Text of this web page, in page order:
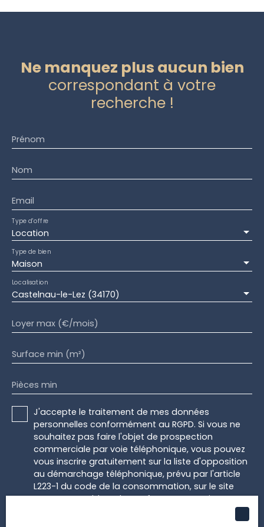
Ne manquez plus aucun bien
correspondant à votre
recherche !
Prénom
Nom
Email
Location
Type d'offre
Maison
Type de bien
Castelnau-le-Lez (34170)
Localisation
Loyer max (€/mois)
Surface min (m²)
Pièces min
J'accepte le traitement de mes données
personnelles conformément au RGPD. Si vous ne
souhaitez pas faire l'objet de prospection
commerciale par voie téléphonique, vous pouvez
vous inscrire gratuitement sur la liste d'opposition
au démarchage téléphonique, prévu par l'article
L223-1 du code de la consommation, sur le site
Internet www.bloctel.gouv.fr ou par courrier